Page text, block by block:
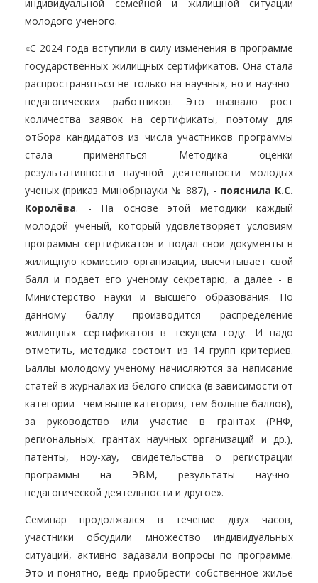
индивидуальной семейной и жилищной ситуации
молодого ученого.
«С 2024 года вступили в силу изменения в программе
государственных жилищных сертификатов. Она стала
распространяться не только на научных, но и научно-
педагогических работников. Это вызвало рост
количества заявок на сертификаты, поэтому для
отбора кандидатов из числа участников программы
стала применяться Методика оценки
результативности научной деятельности молодых
ученых (приказ Минобрнауки № 887), - пояснила К.С.
Королёва. - На основе этой методики каждый
молодой ученый, который удовлетворяет условиям
программы сертификатов и подал свои документы в
жилищную комиссию организации, высчитывает свой
балл и подает его ученому секретарю, а далее - в
Министерство науки и высшего образования. По
данному баллу производится распределение
жилищных сертификатов в текущем году. И надо
отметить, методика состоит из 14 групп критериев.
Баллы молодому ученому начисляются за написание
статей в журналах из белого списка (в зависимости от
категории - чем выше категория, тем больше баллов),
за руководство или участие в грантах (РНФ,
региональных, грантах научных организаций и др.),
патенты, ноу-хау, свидетельства о регистрации
программы на ЭВМ, результаты научно-
педагогической деятельности и другое».
Семинар продолжался в течение двух часов,
участники обсудили множество индивидуальных
ситуаций, активно задавали вопросы по программе.
Это и понятно, ведь приобрести собственное жилье